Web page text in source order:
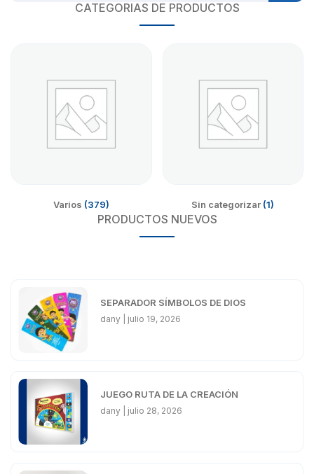
CATEGORIAS DE PRODUCTOS
Varios (379) Sin categorizar (1)
PRODUCTOS NUEVOS
SEPARADOR SÍMBOLOS DE DIOS
dany julio 19, 2026
JUEGO RUTA DE LA CREACIÓN
dany julio 28, 2026